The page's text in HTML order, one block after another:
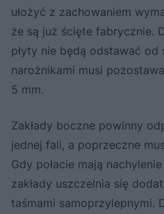
ułożyć z zachowaniem
że są już ścięte fabrycznie.
płyty nie będą odstawać
narożnikami musi
5 mm.
Zakłady boczne powinny
jednej fali, a poprzeczne
Gdy połacie mają
zakłady uszczelnia się
taśmami samoprzylepnymi.